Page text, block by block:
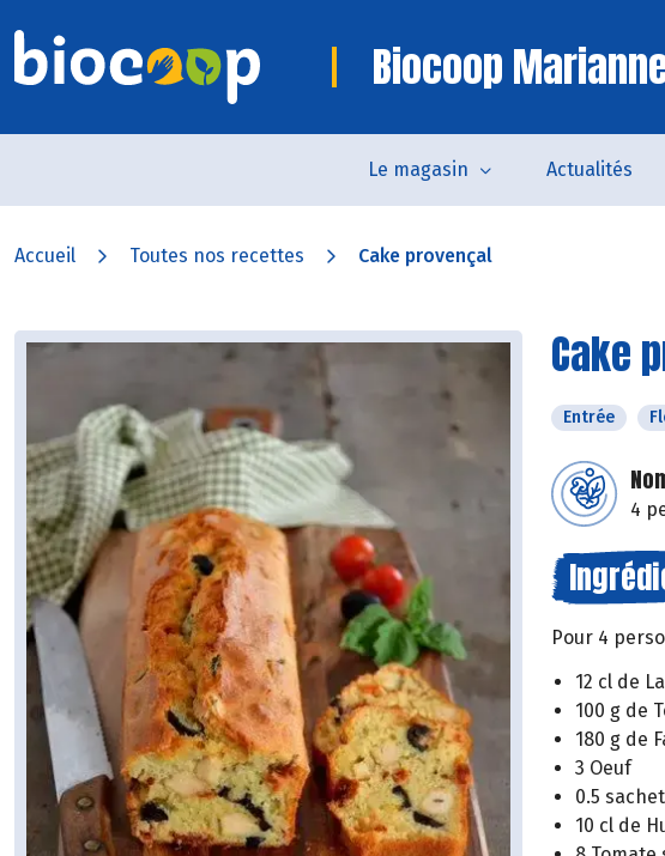
Biocoop
Le magasin Actualités
Accueil Toutes nos recettes Cake provençal
Cake
Entrée
4
Pour 4
12 cl de
100 g de
180 g de
3 Oeuf
0.5
10 cl de